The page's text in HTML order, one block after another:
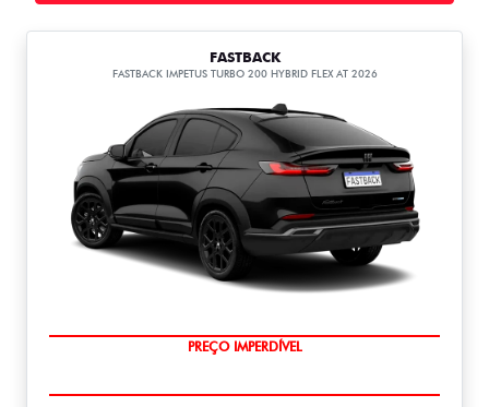
FASTBACK
FASTBACK IMPETUS TURBO 200 HYBRID FLEX AT 2026
OPORTUNIDADE